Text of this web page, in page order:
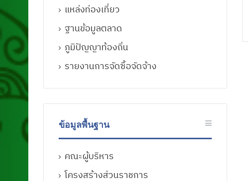
แหล่งท่องเที่ยว
ฐานข้อมูลตลาด
ภูมิปัญญาท้องถิ่น
รายงานการจัดซื้อจัดจ้าง
ข้อมูลพื้นฐาน
คณะผู้บริหาร
โครงสร้างส่วนราชการ